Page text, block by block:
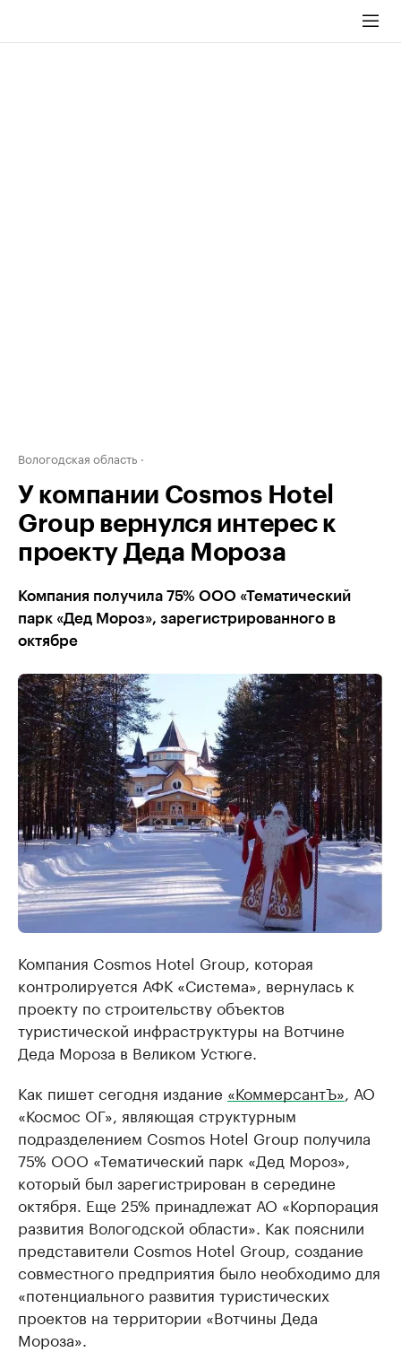
Вологодская область
У компании Cosmos Hotel
Group вернулся интерес к
проекту Деда Мороза
Компания получила 75% ООО «Тематический
парк «Дед Мороз», зарегистрированного в
октябре
Компания Cosmos Hotel Group, которая
контролируется АФК «Система», вернулась к
проекту по строительству объектов
туристической инфраструктуры на Вотчине
Деда Мороза в Великом Устюге.
Как пишет сегодня издание «КоммерсантЪ», АО
«Космос ОГ», являющая структурным
подразделением Cosmos Hotel Group получила
75% ООО «Тематический парк «Дед Мороз»,
который был зарегистрирован в середине
октября. Еще 25% принадлежат АО «Корпорация
развития Вологодской области». Как пояснили
представители Cosmos Hotel Group, создание
совместного предприятия было необходимо для
«потенциального развития туристических
проектов на территории «Вотчины Деда
Мороза».